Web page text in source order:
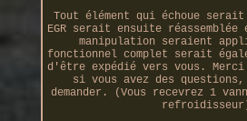
Tout élément qui échoue serait
EGR serait ensuite
manipulation seraient
fonctionnel complet serait
d'être expédié vers vous.
si vous avez des
demander. (Vous recevrez 1